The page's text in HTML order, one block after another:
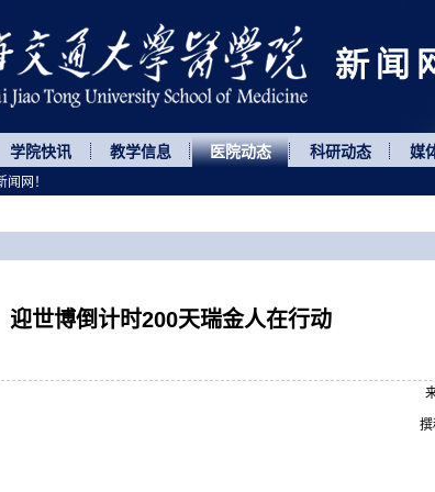
学院快讯 教学信息 医院动态 科研动态 媒
迎世博倒计时200天瑞金人在行动
网！